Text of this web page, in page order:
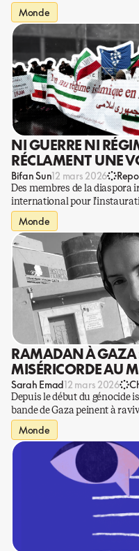
Monde
NI GUERRE NI
RÉCLAMENT UNE
Bifan Sun12 mars 2026
Des membres de la
international pour
Monde
RAMADAN À GAZA
MISÉRICORDE AU
Sarah Emad12 mars 2026
Depuis le début du génocide
bande de Gaza peinent à
Monde